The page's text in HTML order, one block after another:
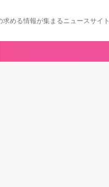
める情報が集まるニュースサイト